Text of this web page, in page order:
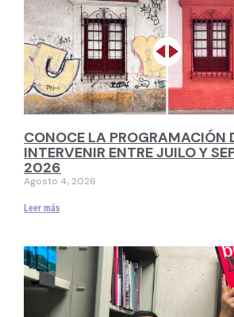
CONOCE LA PROGRAMACIÓN
INTERVENIR ENTRE JUILO Y
2026
Agosto 4, 2026
Leer más